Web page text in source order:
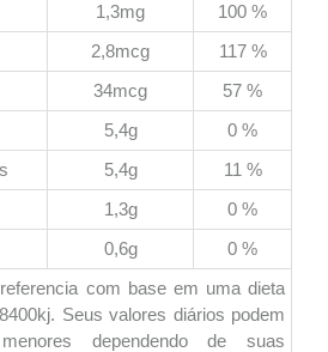
1,3mg
100 %
2,8mcg
117 %
34mcg
57 %
5,4g
0 %
5,4g
11 %
1,3g
0 %
0,6g
0 %
com base em uma dieta
Seus valores diários podem
dependendo de suas